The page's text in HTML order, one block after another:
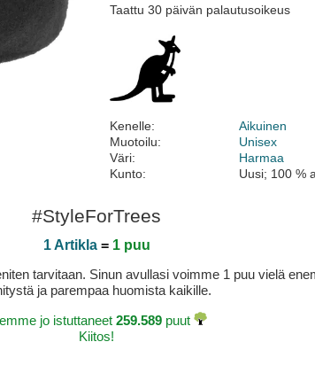
Taattu 30 päivän palautusoikeus
Kenelle:
Aikuinen
Muotoilu:
Unisex
Väri:
Harmaa
Kunto:
Uusi; 100 %
#StyleForTrees
1 Artikla= 1 puu
tarvitaan. Sinun avullasi voimme 1 puu vielä
ja parempaa huomista kaikille.
jo istuttaneet 259.589 puut
Kiitos!